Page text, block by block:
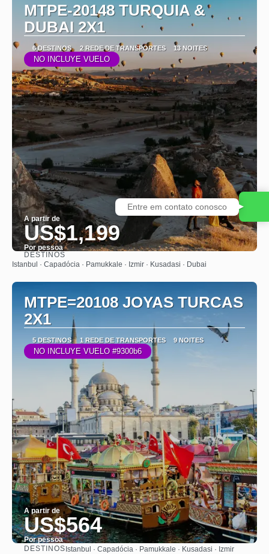
MTPE-20148 TURQUIA &
DUBAI 2X1
6 DESTINOS 2 REDE DE TRANSPORTES 13 NOITES
NO INCLUYE VUELO
A partir de
US$1,199
Por pessoa
Saiba mais
DESTINOS
Istanbul · Capadócia · Pamukkale · Izmir · Kusadasi · Dubai
MTPE=20108 JOYAS TURCAS
2X1
5 DESTINOS 1 REDE DE TRANSPORTES 9 NOITES
NO INCLUYE VUELO #9300b6
A partir de
US$564
Por pessoa
DESTINOSIstanbul · Capadócia · Pamukkale · Kusadasi · Izmir
Entre em contato conosco